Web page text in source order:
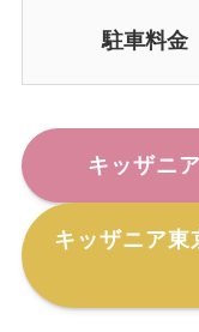
駐車料金
キッザニ
キッザニア東